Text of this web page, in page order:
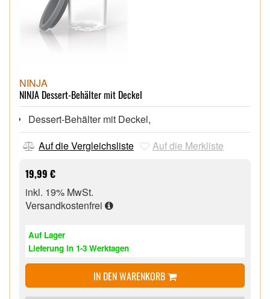
NINJA
NINJA Dessert-Behälter mit Deckel
Dessert-Behälter mit Deckel,
Auf die Vergleichsliste
Auf die Merkliste
19,99 €
inkl. 19% MwSt.
Versandkostenfrei
Auf Lager
Lieferung in 1-3 Werktagen
IN DEN WARENKORB